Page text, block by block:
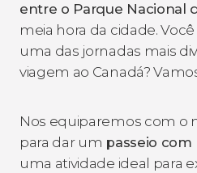
entre o Parque Nacional
meia hora da cidade.
uma das jornadas mais
viagem ao Canadá?
Nos equiparemos com o
para dar um passeio
uma atividade ideal para